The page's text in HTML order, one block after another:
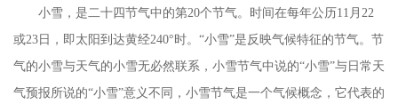
小雪，是二十四节气中的第20个节气。时间在每年公历11月22
或23日，即太阳到达黄经240°时。“小雪”是反映气候特征的节气。节
气的小雪与天气的小雪无必然联系，小雪节气中说的“小雪”与日常天
气预报所说的“小雪”意义不同，小雪节气是一个气候概念，它代表的